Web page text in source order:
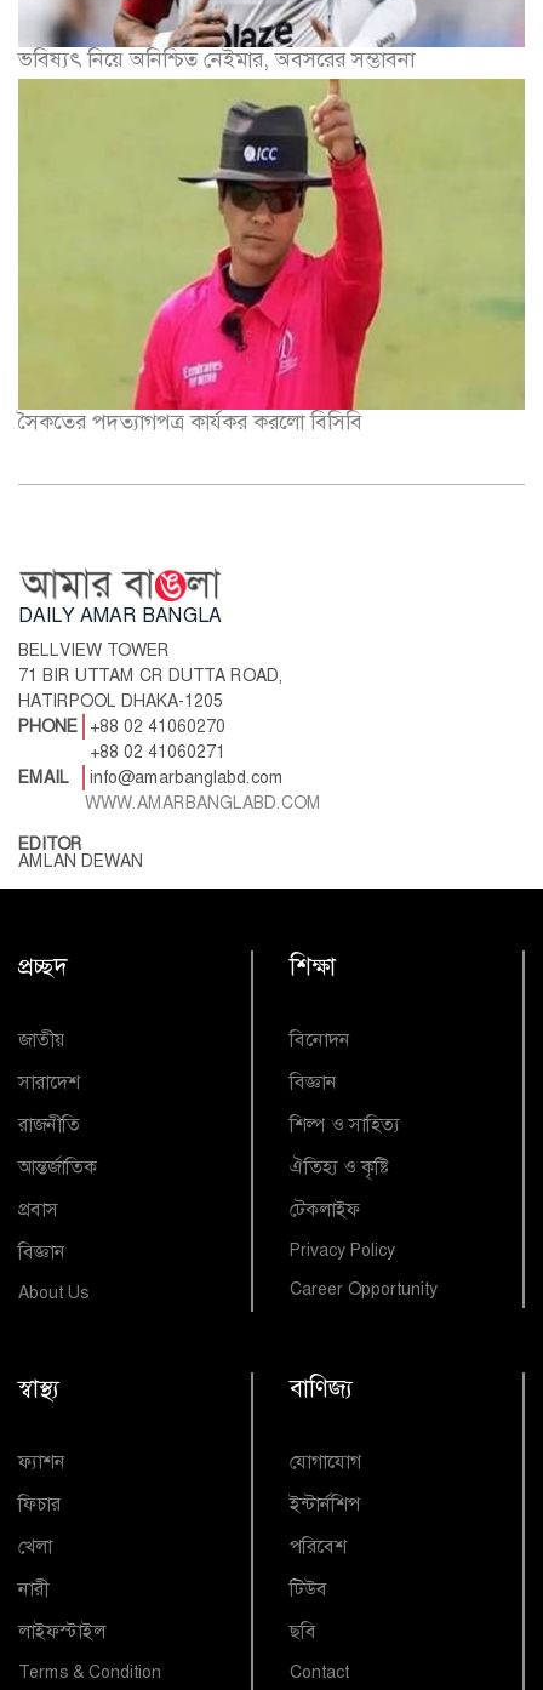
ভবিষ্যৎ নিয়ে অনিশ্চিত নেইমার, অবসরের সম্ভাবনা
সৈকতের পদত্যাগপত্র কার্যকর করলো বিসিবি
DAILY AMAR BANGLA
BELLVIEW TOWER
71 BIR UTTAM CR DUTTA ROAD,
HATIRPOOL DHAKA-1205
PHONE
+88 02 41060270
+88 02 41060271
EMAIL
info@amarbanglabd.com
WWW.AMARBANGLABD.COM
EDITOR
AMLAN DEWAN
প্রচ্ছদ
জাতীয়
সারাদেশ
রাজনীতি
আন্তর্জাতিক
প্রবাস
বিজ্ঞান
About Us
শিক্ষা
বিনোদন
বিজ্ঞান
শিল্প ও সাহিত্য
ঐতিহ্য ও কৃষ্টি
টেকলাইফ
Privacy Policy
Career Opportunity
স্বাস্থ্য
ফ্যাশন
ফিচার
খেলা
নারী
লাইফস্টাইল
Terms & Condition
বাণিজ্য
যোগাযোগ
ইন্টার্নশিপ
পরিবেশ
টিউব
ছবি
Contact